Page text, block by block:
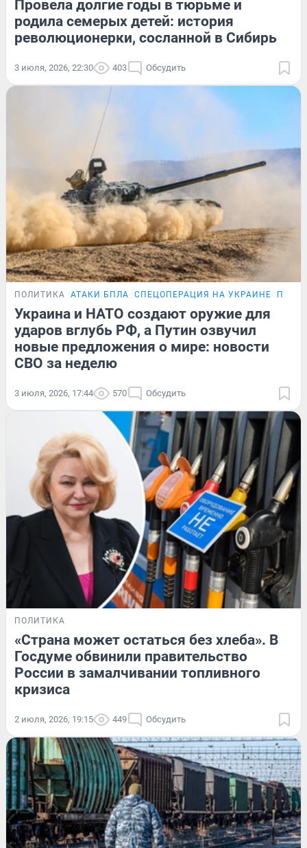
Провела долгие годы в тюрьме и
родила семерых детей: история
революционерки, сосланной в Сибирь
3 июля, 2026, 22:30 403 Обсудить
ПОЛИТИКА АТАКИ БПЛА СПЕЦОПЕРАЦИЯ НА УКРАИНЕ
Украина и НАТО создают оружие для
ударов вглубь РФ, а Путин озвучил
новые предложения о мире: новости
СВО за неделю
3 июля, 2026, 17:44 570 Обсудить
ПОЛИТИКА
«Страна может остаться без хлеба». В
Госдуме обвинили правительство
России в замалчивании топливного
кризиса
2 июля, 2026, 19:15 449 Обсудить